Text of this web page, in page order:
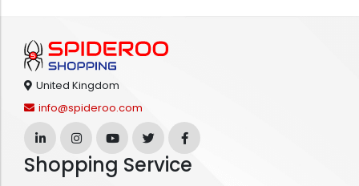
United Kingdom
info@spideroo.com
Shopping Service